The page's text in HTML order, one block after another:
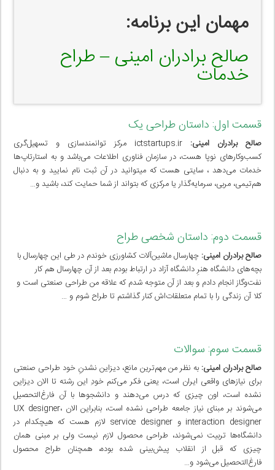
مهمان این برنامه:
صالح برادران امینی – طراح
خدمات
قسمت اول: داستان طراحی یک
صالح برادران امینی:
ictstartups.ir مرکز توانمندسازی و تسهیل‌گری
کسب‌وکارهای نوپا هست، در سازمان فناوری اطلاعات می‌باشد و به استارتاپ‌ها
خدمات می‌دهد ، سایتی هست که میتوانید در آن ثبت نام نمایید و به دنبال
هم‌تیمی، مربی، سرمایه‌گذار یا مرکزی که بتواند از شما حمایت کند، باشید و…
قسمت دوم: داستان شخصی طراح
صالح برادران امینی:چهارسال ماشین‌آلات کشاورزی خوندم در طی این چهارسال با
بچه‌های دانشگاه هنرِ دانشگاه آزاد در ارتباط بودم بعد از آن چهارسال هم کار
نفت‌وگاز انجام دادم و بعد از آن متوجه شدم که علاقه من طراحی صنعتی است و
کلا آن زندگی را با تمام متعلقات‌اش کنار گذاشتم تا طراح شوم و …
قسمت سوم: سوالات
صالح برادران امینی:به نظر من مهم‌ترین مانع، دیزاین نشدنِ خود طراحی صنعتی
برای نیاز‌های واقعی ایران است، یعنی فکر می‌کنم خودِ این رشته تا الان دیزاین
نشده است، اون چیزی که درس می‌دهند و دانشجوها با آن فارغ‌التحصیل
می‌شوند بر مبنای نیاز جامعه طراحی نشده است، بنابراین الان UX designer،
interaction designer و service designer لازم هست که هیچکدام در
دانشگاه‌ها تربیت نمی‌شوند، طراحی محصول لازم نیست ولی بر مبنی همان
چیزی که قبل از انقلاب پیش‌بینی شده بوده، همچنان طراح محصول
فارغ‌التحصیل می‌شود و…